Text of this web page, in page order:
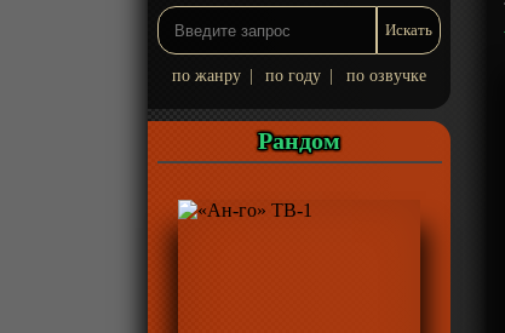
по жанру по году по озвучке
Рандом